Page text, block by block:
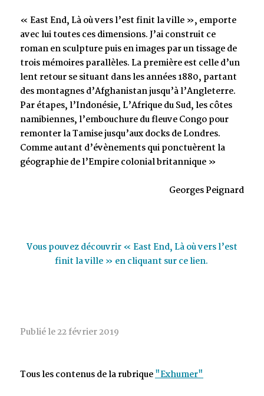
« East End, Là où vers l’est finit la ville », emporte
avec lui toutes ces dimensions. J’ai construit ce
roman en sculpture puis en images par un tissage de
trois mémoires parallèles. La première est celle d’un
lent retour se situant dans les années 1880, partant
des montagnes d’Afghanistan jusqu’à l’Angleterre.
Par étapes, l’Indonésie, L’Afrique du Sud, les côtes
namibiennes, l’embouchure du fleuve Congo pour
remonter la Tamise jusqu’aux docks de Londres.
Comme autant d’évènements qui ponctuèrent la
géographie de l’Empire colonial britannique »
Georges Peignard
Vous pouvez découvrir « East End, Là où vers l’est
finit la ville » en cliquant sur ce lien.
Publié le 22 février 2019
Tous les contenus de la rubrique"Exhumer"